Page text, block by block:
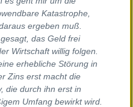
Katastrophe,
ergeben muß.
das Geld frei
Wirtschaft willig folgen.
erhebliche Störung in
Zins erst macht die
die durch ihn erst in
Umfang bewirkt wird.